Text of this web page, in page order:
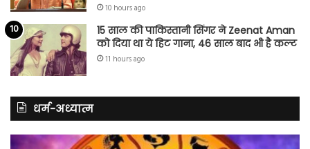
10 hours ago
15 साल की पाकिस्तानी सिंगर ने Zeenat Aman
को दिया था ये हिट गाना, 46 साल बाद भी है कल्ट
11 hours ago
धर्म-अध्यात्म